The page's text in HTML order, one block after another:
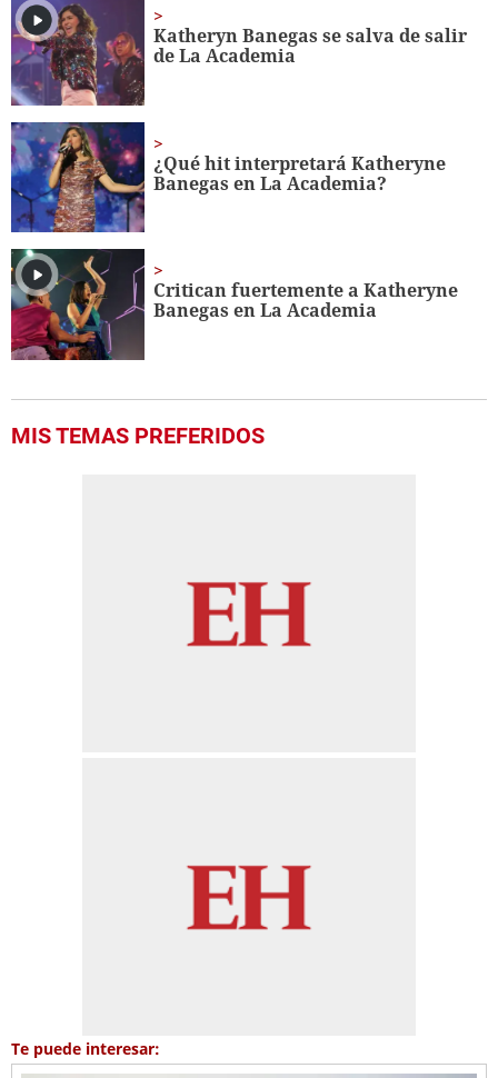
1
minute,
56
seconds
Katheryn Banegas se salva de salir
de La Academia
¿Qué hit interpretará Katheryne
Banegas en La Academia?
Critican fuertemente aKatheryne
Banegas en La Academia
MIS TEMAS PREFERIDOS
Te puede interesar: